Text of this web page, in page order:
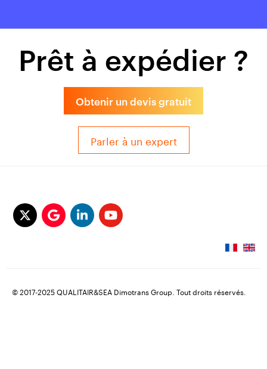
Prêt à expédier ?
Obtenir un devis gratuit
Parler à un expert
© 2017-2025 QUALITAIR&SEA Dimotrans Group. Tout droits réservés.